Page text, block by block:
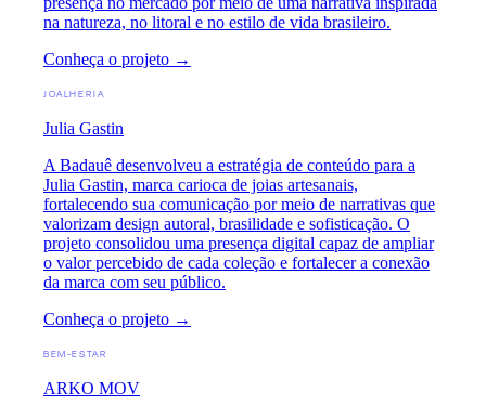
na natureza, no litoral e no estilo de vida brasileiro.
Conheça o projeto →
JOALHERIA
Julia Gastin
A Badauê desenvolveu a estratégia de conteúdo para a
Julia Gastin, marca carioca de joias artesanais,
fortalecendo sua comunicação por meio de narrativas que
valorizam design autoral, brasilidade e sofisticação. O
projeto consolidou uma presença digital capaz de ampliar
o valor percebido de cada coleção e fortalecer a conexão
da marca com seu público.
Conheça o projeto →
BEM-ESTAR
ARKO MOV